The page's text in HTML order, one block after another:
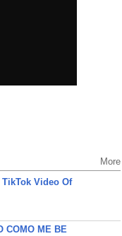
More
Video Of
COMO ME BE